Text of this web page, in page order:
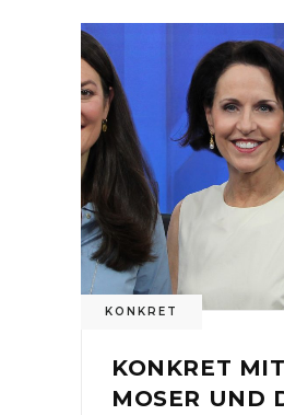
KONKRET
KONKRET
MOSER UND